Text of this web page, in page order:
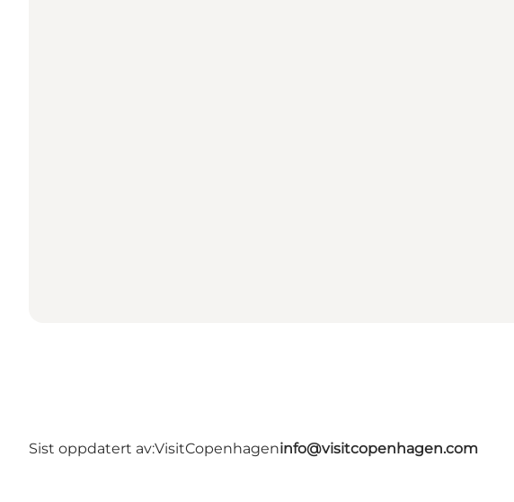
Sist oppdatert av:VisitCopenhageninfo@visitcopenhagen.com